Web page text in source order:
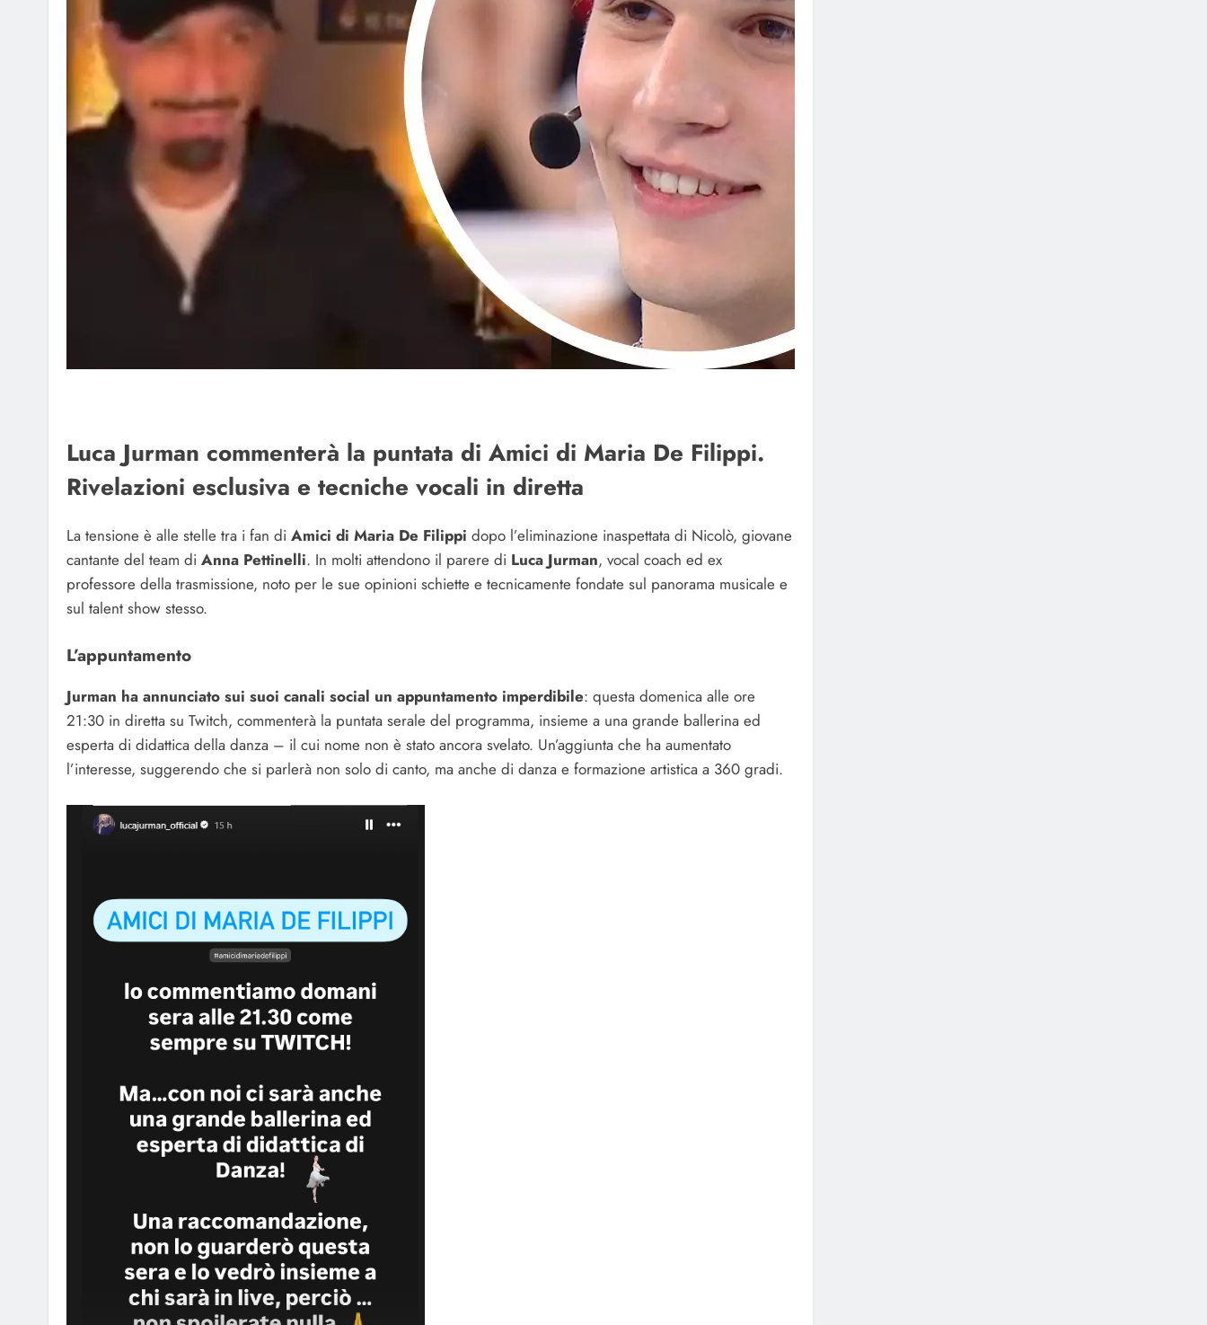
Luca Jurman commenterà la puntata di Amici di Maria De Filippi.
Rivelazioni esclusiva e tecniche vocali in diretta
La tensione è alle stelle tra i fan di Amici di Maria De Filippi dopo l’eliminazione inaspettata di Nicolò, giovane
cantante del team di Anna Pettinelli. In molti attendono il parere di Luca Jurman, vocal coach ed ex
professore della trasmissione, noto per le sue opinioni schiette e tecnicamente fondate sul panorama musicale e
sul talent show stesso.
L’appuntamento
Jurman ha annunciato sui suoi canali social un appuntamento imperdibile: questa domenica alle ore
21:30 in diretta su Twitch, commenterà la puntata serale del programma, insieme a una grande ballerina ed
esperta di didattica della danza – il cui nome non è stato ancora svelato. Un’aggiunta che ha aumentato
l’interesse, suggerendo che si parlerà non solo di canto, ma anche di danza e formazione artistica a 360 gradi.